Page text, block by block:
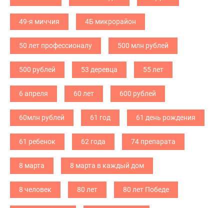
49-я миччия 4Б микрорайон
50 лет профессионалу 500 млн рублей
500 рублей 53 деревца 55 лет
6 апреля 60 лет 600 рублей
60млн рублей 61 год 61 день рождения
61 ребенок 62 года 74 препарата
8 марта 8 марта в каждый дом
8 человек 80 лет 80 лет Победе